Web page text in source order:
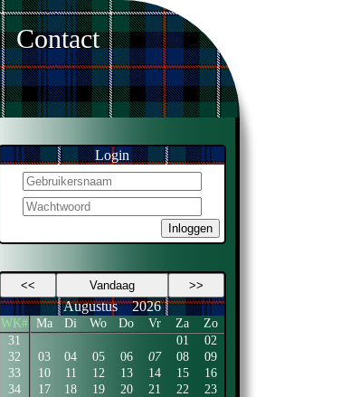
Contact
Login
Inloggen
<< Vandaag >>
Augustus 2026
WK# Ma Di Wo Do Vr Za
Zo
31
01
02
32
03 04 05 06 07 08
09
33
10 11 12 13 14 15
16
34
17 18 19 20 21 22
23